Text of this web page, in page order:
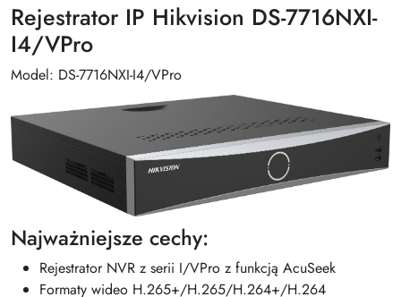
Rejestrator IP Hikvision DS-7716NXI-
I4/VPro
Model: DS-7716NXI-I4/VPro
Najważniejsze cechy:
Rejestrator NVR z serii I/VPro z funkcją AcuSeek
Formaty wideo H.265+/H.265/H.264+/H.264